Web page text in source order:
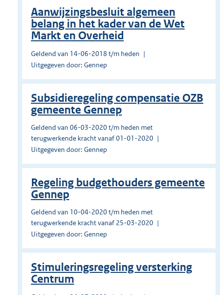
Aanwijzingsbesluit algemeen
belang in het kader van de Wet
Markt en Overheid
Geldend van 14-06-2018 t/m heden
Uitgegeven door: Gennep
Subsidieregeling compensatie OZB
gemeente Gennep
Geldend van 06-03-2020 t/m heden met
terugwerkende kracht vanaf 01-01-2020
Uitgegeven door: Gennep
Regeling budgethouders gemeente
Gennep
Geldend van 10-04-2020 t/m heden met
terugwerkende kracht vanaf 25-03-2020
Uitgegeven door: Gennep
Stimuleringsregeling versterking
Centrum